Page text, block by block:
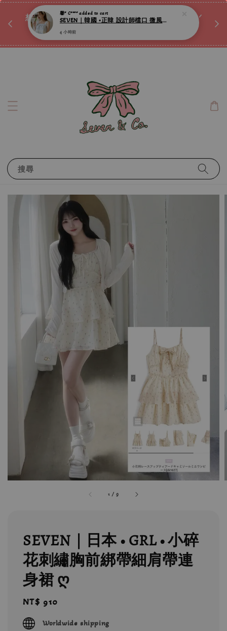
想訂製屬於自己的『水晶手鍊』嗎ꕀ♡ 私訊我們.ᐟ.ᐟ
📣Instagram 這邊按下去
搜尋
1 /9
SEVEN｜日本 • GRL • 小碎
花刺繡胸前綁帶細肩帶連
身裙 ღ
Regular
price
NT$ 910
Worldwide shipping
馨* C****added to cart
SEVEN｜韓國 •正韓 設計師檔口 微風晨曦天藍蕾絲滾邊純棉連身睡裙 ღ
4 小時前